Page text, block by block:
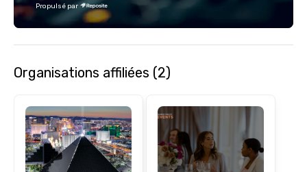
Propulsé par
Organisations affiliées (2)